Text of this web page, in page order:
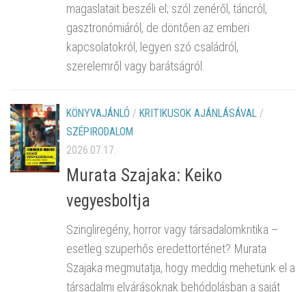
magaslatait beszéli el; szól zenéről, táncról,
gasztronómiáról, de döntően az emberi
kapcsolatokról, legyen szó családról,
szerelemről vagy barátságról.
KÖNYVAJÁNLÓ / KRITIKUSOK AJÁNLÁSÁVAL /
SZÉPIRODALOM
2026.07.17.
Murata Szajaka: Keiko
vegyesboltja
Szingliregény, horror vagy társadalomkritika –
esetleg szuperhős eredettörténet? Murata
Szajaka megmutatja, hogy meddig mehetünk el a
társadalmi elvárásoknak behódolásban a saját